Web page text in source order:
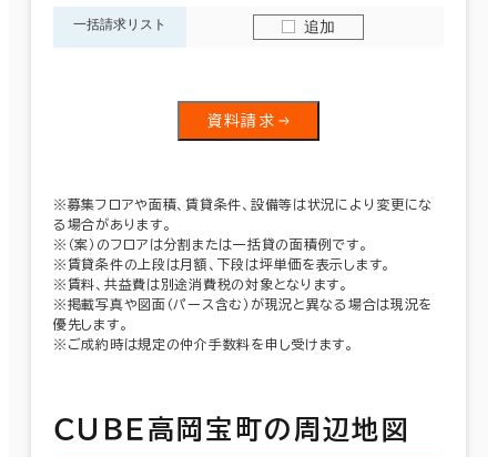
一括請求リスト 追加
資料請求
※募集フロアや面積、賃貸条件、設備等は状況により変更にな
る場合があります。
※（案）のフロアは分割または一括貸の面積例です。
※賃貸条件の上段は月額、下段は坪単価を表示します。
※賃料、共益費は別途消費税の対象となります。
※掲載写真や図面（パース含む）が現況と異なる場合は現況を
優先します。
※ご成約時は規定の仲介手数料を申し受けます。
ＣＵＢＥ高岡宝町の周辺地図